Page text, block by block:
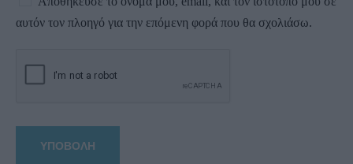
αυτόν τον πλοηγό για την επόμενη φορά που θα σχολιάσω.